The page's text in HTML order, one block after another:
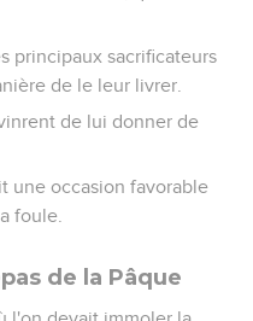
principaux sacrificateurs
de le leur livrer.
de lui donner de
une occasion favorable
foule.
de la Pâque